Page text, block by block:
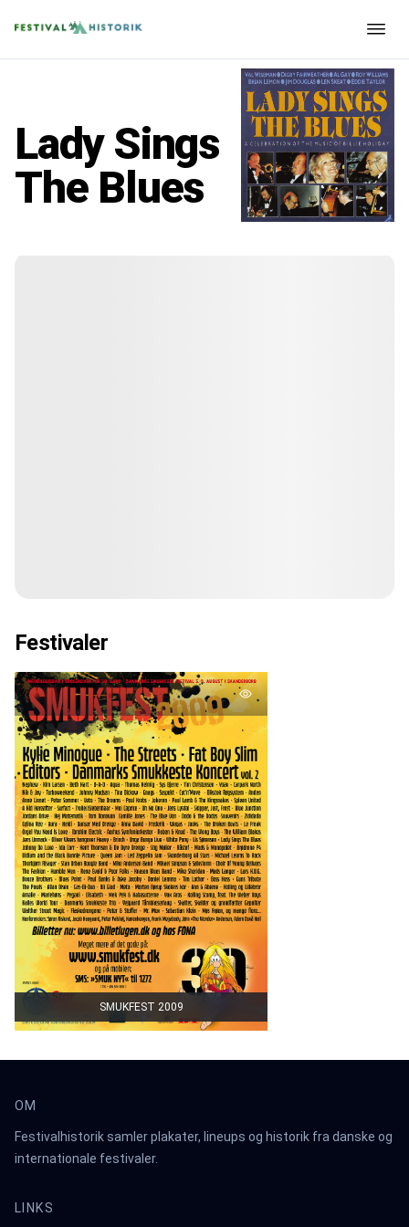
Lady Sings
The Blues
Festivaler
SMUKFEST 2009
OM
Festivalhistorik samler plakater, lineups og historik fra danske og
internationale festivaler.
LINKS